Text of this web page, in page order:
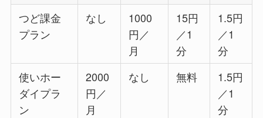
つど課金
プラン
なし
1000
円／
月
15円
／1
分
1.5円
／1
分
使いホー
ダイプラ
ン
2000
円／
月
なし 無料
1.5円
／1
分